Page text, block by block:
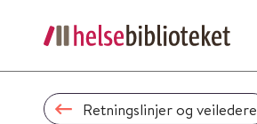
Retningslinjer og veiledere